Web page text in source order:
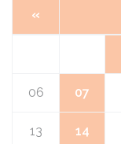
«
06 07
13 14